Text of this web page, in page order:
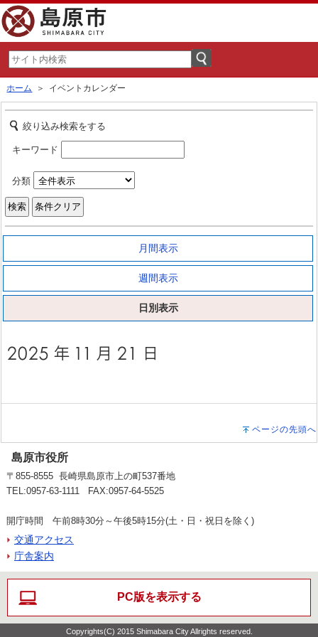
ホーム ＞ イベントカレンダー
絞り込み検索をする
キーワード
分類
月間表示
週間表示
日別表示
ページの先頭へ
島原市役所
〒855-8555 長崎県島原市上の町537番地
TEL:0957-63-1111 FAX:0957-64-5525
開庁時間 午前8時30分～午後5時15分(土・日・祝日を除く)
交通アクセス
庁舎案内
PC版を表示する
Copyrights(C) 2015 Shimabara City Allrights reserved.